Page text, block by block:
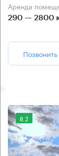
Аренда
290 — 2800
Позвонить
8.2